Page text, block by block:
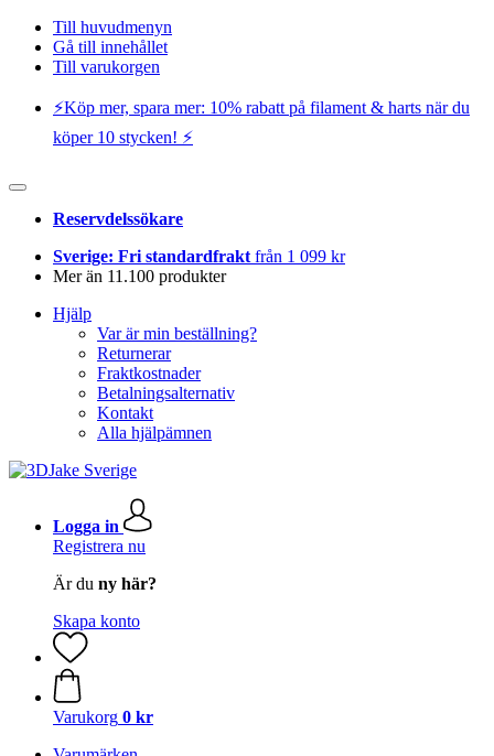
Till huvudmenyn
Gå till innehållet
Till varukorgen
⚡️Köp mer, spara mer: 10% rabatt på filament & harts när du
köper 10 stycken! ⚡️
Reservdelssökare
Sverige: Fri standardfrakt från 1 099 kr
Mer än 11.100 produkter
Hjälp
Var är min beställning?
Returnerar
Fraktkostnader
Betalningsalternativ
Kontakt
Alla hjälpämnen
Logga in
Registrera nu
Är du ny här?
Skapa konto
Varukorg 0 kr